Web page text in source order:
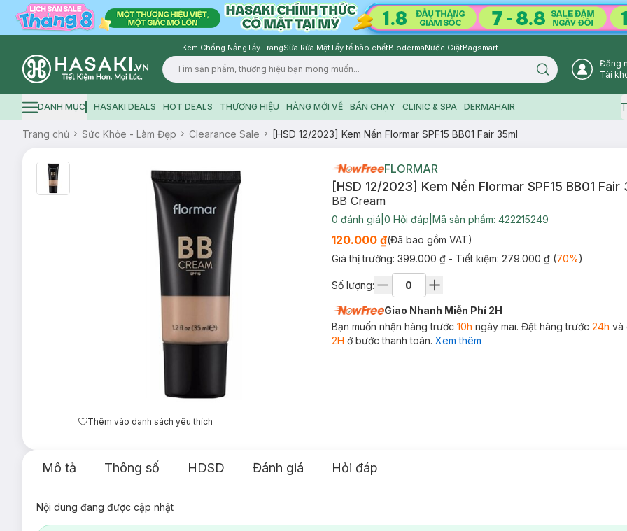
Kem Chống NắngTẩy TrangSữa Rửa MặtTẩy tế bào chếtBiodermaNước GiặtBagsmart
Logo
Search icon
Đăng
Tài
Hamburger icon
DANH MỤC HASAKI DEALS HOT DEALS THƯƠNG HIỆU HÀNG MỚI VỀ BÁN CHẠY CLINIC & SPA DERMAHAIR
Trang chủ Sức Khỏe - Làm Đẹp Clearance Sale [HSD 12/2023] Kem Nền Flormar SPF15 BB01 Fair 35ml
Thêm vào danh sách yêu thích
FLORMAR
[HSD 12/2023] Kem Nền Flormar SPF15 BB01 Fair
BB Cream
0 đánh giá 0 Hỏi đáp Mã sản phẩm: 422215249
120.000 ₫(Đã bao gồm VAT)
Giá thị trường: 399.000 ₫ - Tiết kiệm: 279.000 ₫(70%)
Số lượng:
Giao Nhanh Miễn Phí 2H
Bạn muốn nhận hàng trước 10h ngày mai. Đặt hàng trước 24h và
2H ở bước thanh toán. Xem thêm
Mô tả Thông số HDSD Đánh giá Hỏi đáp
Nội dung đang được cập nhật